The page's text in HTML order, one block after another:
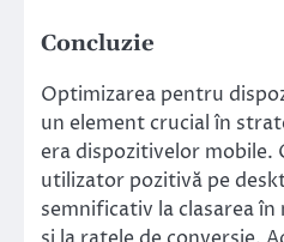
Concluzie
Optimizarea pentru
un element crucial în
era dispozitivelor mobile.
utilizator pozitivă pe
semnificativ la clasarea